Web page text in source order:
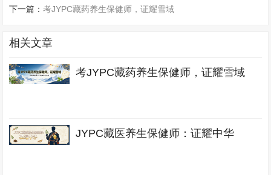
下一篇：考JYPC藏药养生保健师，证耀雪域
相关文章
考JYPC藏药养生保健师，证耀雪域
JYPC藏医养生保健师：证耀中华